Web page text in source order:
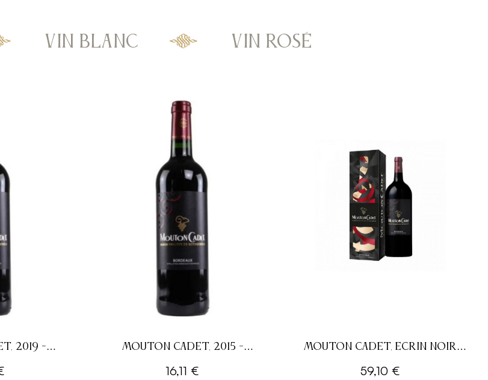
VIN BLANC VIN ROSÉ
2019 -
MOUTON CADET, 2015 -
16,11 €
MOUTON CADET, ECRIN NOIR
150CL MAGNUM
59,10 €